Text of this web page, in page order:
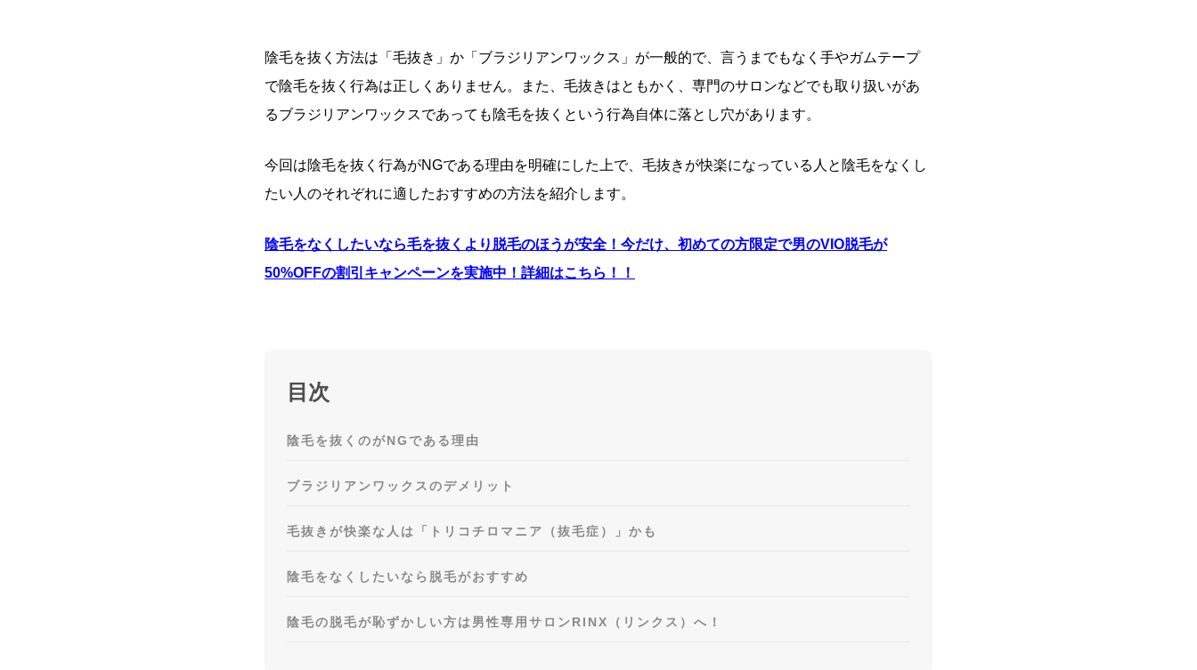
陰毛を抜く方法は「毛抜き」か「ブラジリアンワックス」が一般的で、言うまでもなく手やガムテープ
で陰毛を抜く行為は正しくありません。また、毛抜きはともかく、専門のサロンなどでも取り扱いがあ
るブラジリアンワックスであっても陰毛を抜くという行為自体に落とし穴があります。
今回は陰毛を抜く行為がNGである理由を明確にした上で、毛抜きが快楽になっている人と陰毛をなくし
たい人のそれぞれに適したおすすめの方法を紹介します。
陰毛をなくしたいなら毛を抜くより脱毛のほうが安全 ！ 今だけ、 初めての方限定で男のVIO脱毛が
50%OFFの割引キャンペーンを実施中！詳細はこちら！！
目次
陰毛を抜くのがNGである理由
ブラジリアンワックスのデメリット
毛抜きが快楽な人は「トリコチロマニア（抜毛症）」かも
陰毛をなくしたいなら脱毛がおすすめ
陰毛の脱毛が恥ずかしい方は男性専用サロンRINX（リンクス）へ！